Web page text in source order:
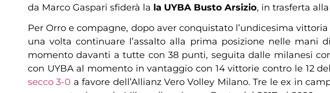
da Marco Gaspari sfiderà la la UYBA Busto Arsizio, in trasferta alla
Per Orro e compagne, dopo aver conquistato l’undicesima
una volta continuare l’assalto alla prima posizione nelle mani
momento davanti a tutte con 38 punti, seguita dalle milanesi
con UYBA al momento in vantaggio con 14 vittorie contro le 12
secco 3-0 a favore dell’Allianz Vero Volley Milano. Tre le ex in